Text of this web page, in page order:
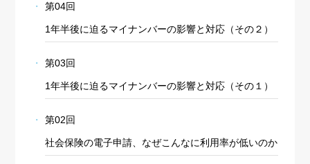
第04回
1年半後に迫るマイナンバーの影響と対応（その２）
第03回
1年半後に迫るマイナンバーの影響と対応（その１）
第02回
社会保険の電子申請、なぜこんなに利用率が低いのか